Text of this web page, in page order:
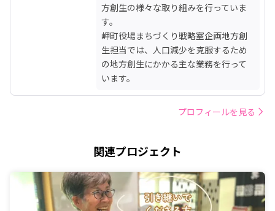
方創生の様々な取り組みを行っていま
す。
岬町役場まちづくり戦略室企画地方創
生担当では、人口減少を克服するため
の地方創生にかかる主な業務を行って
います。
プロフィールを見る
関連プロジェクト